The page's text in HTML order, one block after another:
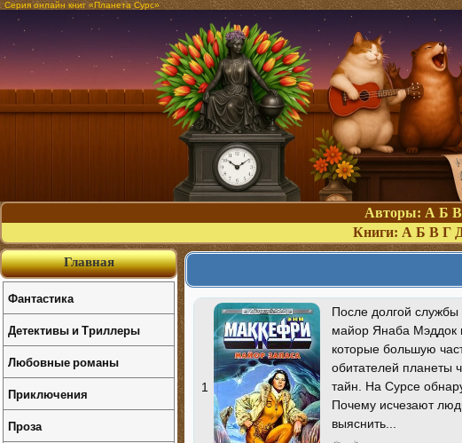
Серия онлайн книг «Планета Сурс»
Авторы: А Б В
Книги: А Б В Г
1
После долгой
майор Янаба Мэддок
которые большую
обитателей планеты
тайн. На Сурсе
Почему исчезают
выяснить...
Главная
Фантастика
Детективы и Триллеры
Любовные романы
Приключения
Проза